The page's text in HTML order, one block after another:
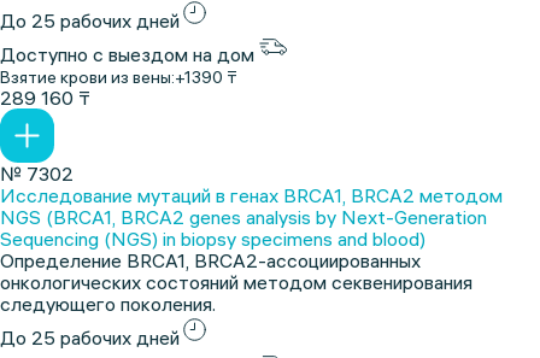
До 25 рабочих дней
Доступно с выездом на дом
Взятие крови из вены:+1390 ₸
289 160 ₸
№ 7302
Исследование мутаций в генах BRCA1, BRCA2 методом
NGS (BRCA1, BRCA2 genes analysis by Next-Generation
Sequencing (NGS) in biopsy specimens and blood)
Определение BRCA1, BRCA2-ассоциированных
онкологических состояний методом секвенирования
следующего поколения.
До 25 рабочих дней